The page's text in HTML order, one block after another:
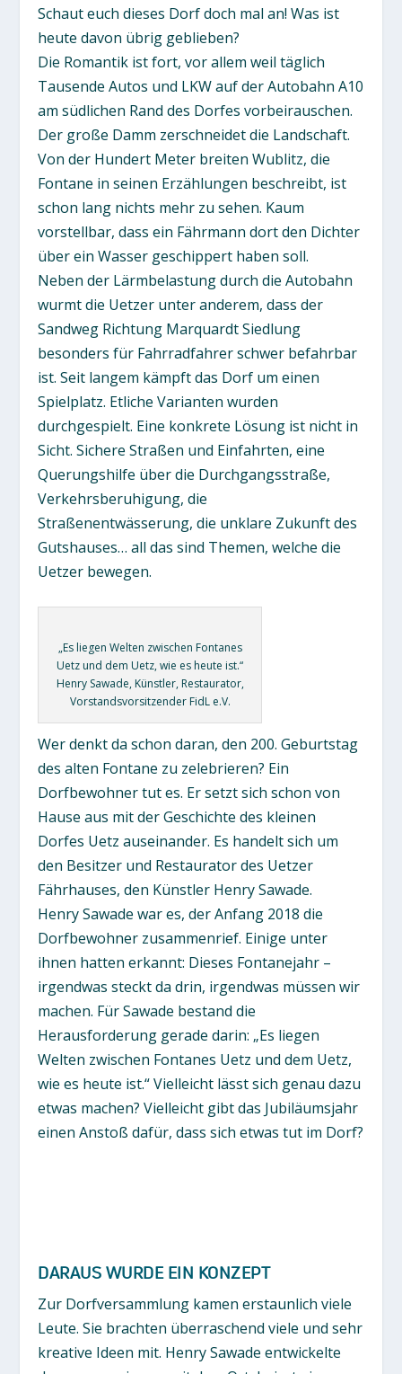
Schaut euch dieses Dorf doch mal an! Was ist
heute davon übrig geblieben?
Die Romantik ist fort, vor allem weil täglich
Tausende Autos und LKW auf der Autobahn A10
am südlichen Rand des Dorfes vorbeirauschen.
Der große Damm zerschneidet die Landschaft.
Von der Hundert Meter breiten Wublitz, die
Fontane in seinen Erzählungen beschreibt, ist
schon lang nichts mehr zu sehen. Kaum
vorstellbar, dass ein Fährmann dort den Dichter
über ein Wasser geschippert haben soll.
Neben der Lärmbelastung durch die Autobahn
wurmt die Uetzer unter anderem, dass der
Sandweg Richtung Marquardt Siedlung
besonders für Fahrradfahrer schwer befahrbar
ist. Seit langem kämpft das Dorf um einen
Spielplatz. Etliche Varianten wurden
durchgespielt. Eine konkrete Lösung ist nicht in
Sicht. Sichere Straßen und Einfahrten, eine
Querungshilfe über die Durchgangsstraße,
Verkehrsberuhigung, die
Straßenentwässerung, die unklare Zukunft des
Gutshauses… all das sind Themen, welche die
Uetzer bewegen.
„Es liegen Welten zwischen Fontanes
Uetz und dem Uetz, wie es heute ist.“
Henry Sawade, Künstler, Restaurator,
Vorstandsvorsitzender FidL e.V.
Wer denkt da schon daran, den 200. Geburtstag
des alten Fontane zu zelebrieren? Ein
Dorfbewohner tut es. Er setzt sich schon von
Hause aus mit der Geschichte des kleinen
Dorfes Uetz auseinander. Es handelt sich um
den Besitzer und Restaurator des Uetzer
Fährhauses, den Künstler Henry Sawade.
Henry Sawade war es, der Anfang 2018 die
Dorfbewohner zusammenrief. Einige unter
ihnen hatten erkannt: Dieses Fontanejahr –
irgendwas steckt da drin, irgendwas müssen wir
machen. Für Sawade bestand die
Herausforderung gerade darin: „Es liegen
Welten zwischen Fontanes Uetz und dem Uetz,
wie es heute ist.“ Vielleicht lässt sich genau dazu
etwas machen? Vielleicht gibt das Jubiläumsjahr
einen Anstoß dafür, dass sich etwas tut im Dorf?
DARAUS WURDE EIN KONZEPT
Zur Dorfversammlung kamen erstaunlich viele
Leute. Sie brachten überraschend viele und sehr
kreative Ideen mit. Henry Sawade entwickelte